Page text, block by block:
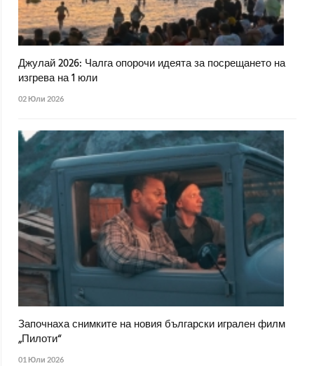
Джулай 2026: Чалга опорочи идеята за посрещането на
изгрева на 1 юли
02 Юли 2026
Започнаха снимките на новия български игрален филм
„Пилоти“
01 Юли 2026